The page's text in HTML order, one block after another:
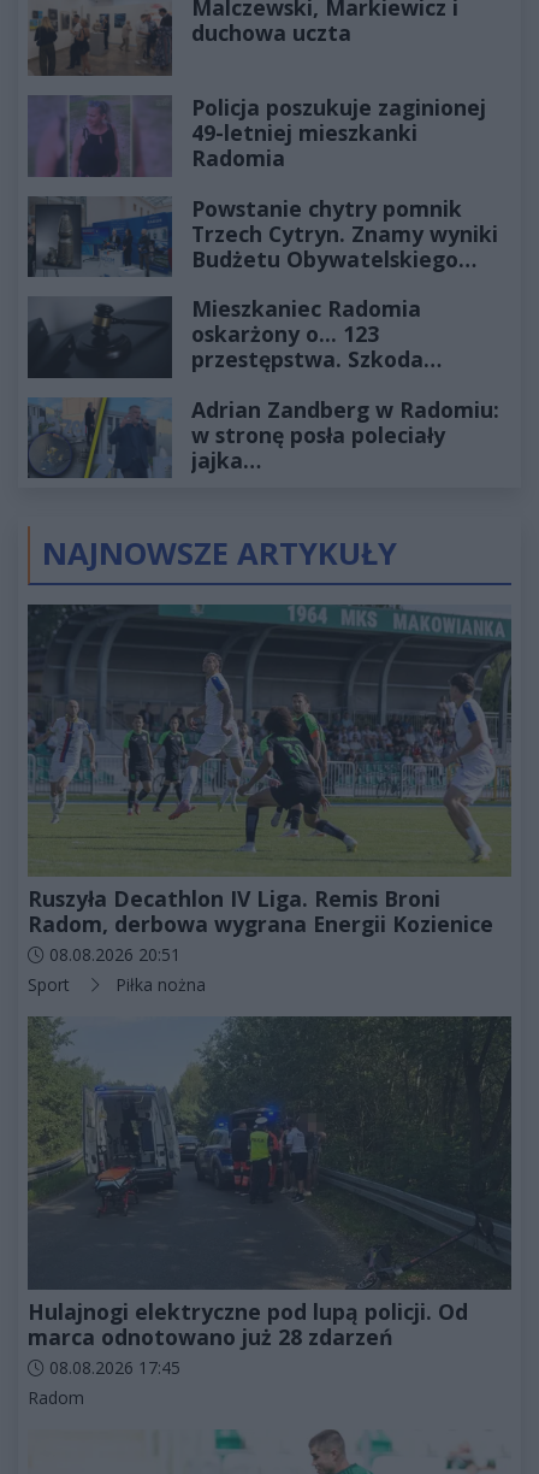
Malczewski, Markiewicz i
duchowa uczta
Policja poszukuje zaginionej
49-letniej mieszkanki
Radomia
Powstanie chytry pomnik
Trzech Cytryn. Znamy wyniki
Budżetu Obywatelskiego
Mieszkaniec Radomia
oskarżony o... 123
przestępstwa. Szkoda
złotych
Adrian Zandberg w Radomiu:
w stronę posła poleciały
jajka…
NAJNOWSZE ARTYKUŁY
Ruszyła Decathlon IV Liga. Remis Broni
Radom, derbowa wygrana Energii Kozienice
Data dodania artykułu:
08.08.2026 20:51
Kategorie artykułu:
Sport Piłka nożna
Hulajnogi elektryczne pod lupą policji. Od
marca odnotowano już 28 zdarzeń
Data dodania artykułu:
08.08.2026 17:45
Kategorie artykułu:
Radom